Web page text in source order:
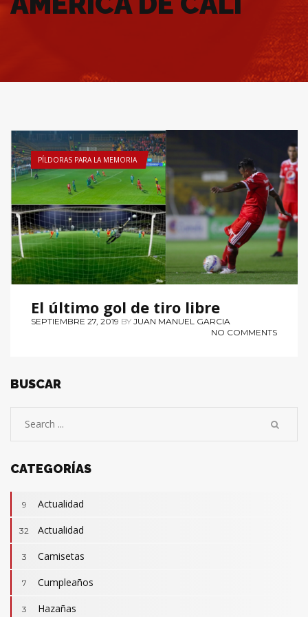
PÍLDORAS PARA LA MEMORIA
El último gol de tiro libre
SEPTIEMBRE 27, 2019 BY JUAN MANUEL GARCIA
NO COMMENTS
BUSCAR
CATEGORÍAS
9 Actualidad
32 Actualidad
3 Camisetas
7 Cumpleaños
3 Hazañas